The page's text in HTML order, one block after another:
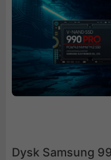
Dysk Samsung